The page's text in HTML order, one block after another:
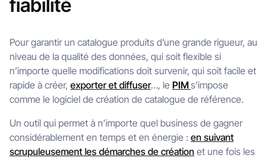
fiabilité
Pour garantir un catalogue produits d’une grande rigueur, au
niveau de la qualité des données, qui soit flexible si
n’importe quelle modifications doit survenir, qui soit facile et
rapide à créer, exporter et diffuser…, le PIM s’impose
comme le logiciel de création de catalogue de référence.
Un outil qui permet à n’importe quel business de gagner
considérablement en temps et en énergie : en suivant
scrupuleusement les démarches de création et une fois les